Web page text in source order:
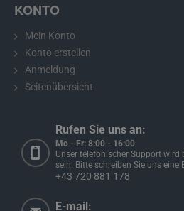
erfolgt ohne mechanische
Nummernschildbeleuchtung.
Sie bauendie Rückfahrkamera ein
detaillierten, aber einfachen Anleitung
ganz einfach durch die Karosserie
Einlegen des Rückwärtsgangs
sofort automatisch aktiviert und
einparken.
Zur Grundausstattung der
KONTO
Mein Konto
Konto erstellen
Anmeldung
Seitenübersicht
Rufen Sie uns an:
Mo - Fr: 8:00 - 16:00
Unser telefonischer Support
sein. Bitte schreiben Sie uns eine
+43 720 881 178
E-mail: